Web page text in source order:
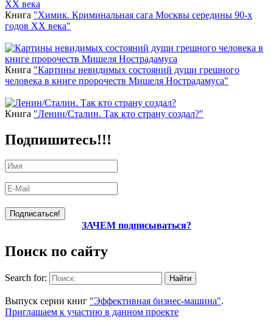
Книга "Химик. Криминальная сага Москвы середины 90-х
годов ХХ века"
Книга "Картины невидимых состояний души грешного
человека в книге пророчеств Мишеля Нострадамуса"
Книга "Ленин/Сталин. Так кто страну создал?"
Подпишитесь!!!
ЗАЧЕМ подписываться?
Поиск по сайту
Search for:
Выпуск серии книг "Эффективная бизнес-машина".
Приглашаем к участию в данном проекте